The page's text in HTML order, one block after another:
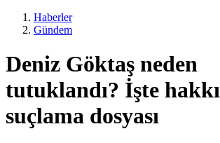
Haberler
Gündem
Deniz Göktaş neden
tutuklandı? İşte
suçlama dosyası